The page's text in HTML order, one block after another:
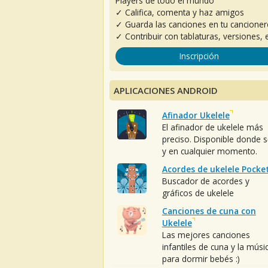
✓ Califica, comenta y haz amigos
✓ Guarda las canciones en tu
✓ Contribuir con tablaturas, versiones,
Inscripción
APLICACIONES ANDROID
Afinador Ukelele
El afinador de ukelele más
preciso. Disponible donde
y en cualquier momento.
Acordes de ukelele
Buscador de acordes y
gráficos de ukelele
Canciones de cuna con
Ukelele
Las mejores canciones
infantiles de cuna y la
para dormir bebés :)